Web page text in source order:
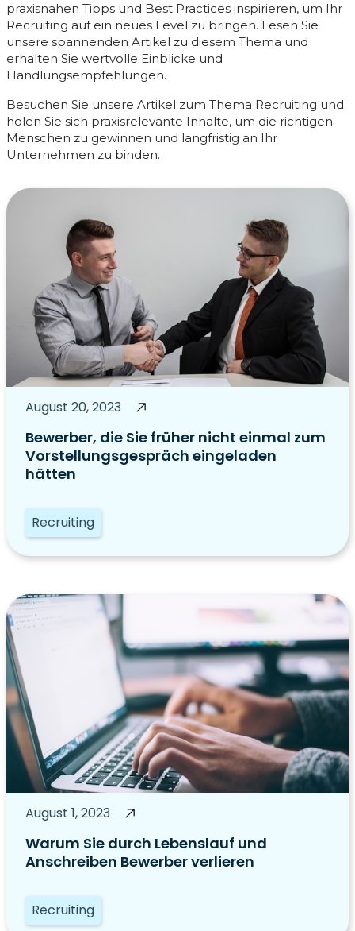
praxisnahen Tipps und Best Practices inspirieren, um Ihr
Recruiting auf ein neues Level zu bringen. Lesen Sie
unsere spannenden Artikel zu diesem Thema und
erhalten Sie wertvolle Einblicke und
Handlungsempfehlungen.
Besuchen Sie unsere Artikel zum Thema Recruiting und
holen Sie sich praxisrelevante Inhalte, um die richtigen
Menschen zu gewinnen und langfristig an Ihr
Unternehmen zu binden.
August 20, 2023
Bewerber, die Sie früher nicht einmal zum
Vorstellungsgespräch eingeladen
hätten
Recruiting
August 1, 2023
Warum Sie durch Lebenslauf und
Anschreiben Bewerber verlieren
Recruiting